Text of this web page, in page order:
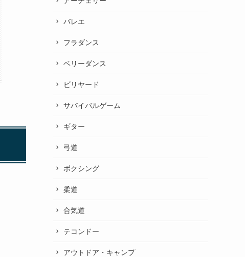
バレエ
フラダンス
ベリーダンス
ビリヤード
サバイバルゲーム
ギター
弓道
ボクシング
柔道
合気道
テコンドー
アウトドア・キャンプ